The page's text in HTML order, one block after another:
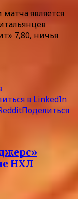
является
7,80, ничья
в LinkedIn
Поделиться
НХЛ